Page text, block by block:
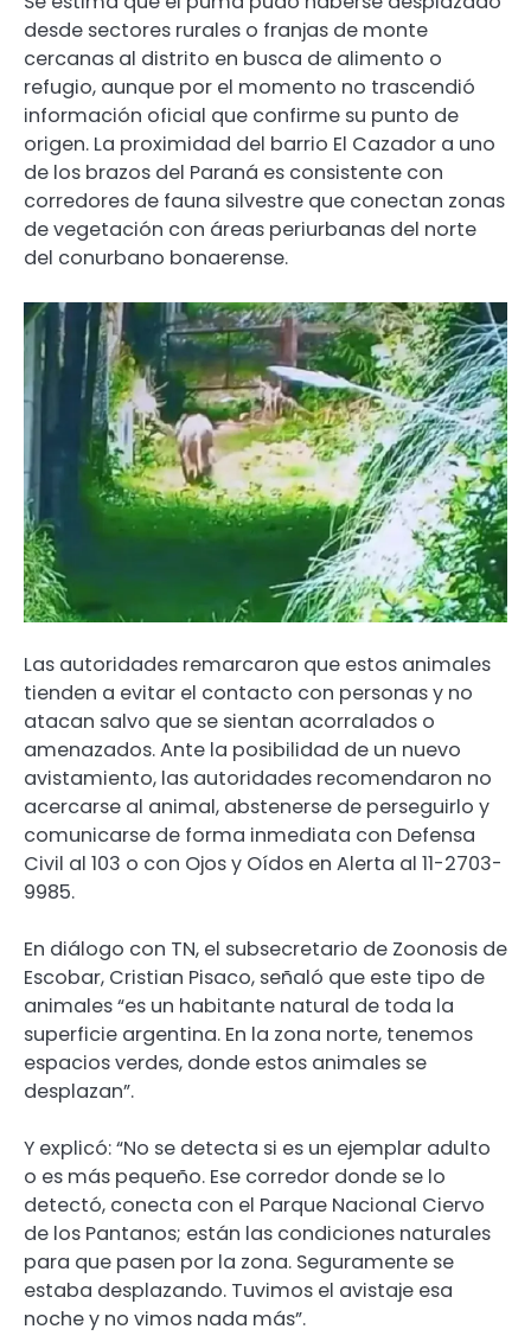
desde sectores rurales o franjas de monte
cercanas al distrito en busca de alimento o
refugio, aunque por el momento no trascendió
información oficial que confirme su punto de
origen. La proximidad del barrio El Cazador a uno
de los brazos del Paraná es consistente con
corredores de fauna silvestre que conectan zonas
de vegetación con áreas periurbanas del norte
del conurbano bonaerense.
Las autoridades remarcaron que estos animales
tienden a evitar el contacto con personas y no
atacan salvo que se sientan acorralados o
amenazados. Ante la posibilidad de un nuevo
avistamiento, las autoridades recomendaron no
acercarse al animal, abstenerse de perseguirlo y
comunicarse de forma inmediata con Defensa
Civil al 103 o con Ojos y Oídos en Alerta al 11-2703-
9985.
En diálogo con TN, el subsecretario de Zoonosis de
Escobar, Cristian Pisaco, señaló que este tipo de
animales “es un habitante natural de toda la
superficie argentina. En la zona norte, tenemos
espacios verdes, donde estos animales se
desplazan”.
Y explicó: “No se detecta si es un ejemplar adulto
o es más pequeño. Ese corredor donde se lo
detectó, conecta con el Parque Nacional Ciervo
de los Pantanos; están las condiciones naturales
para que pasen por la zona. Seguramente se
estaba desplazando. Tuvimos el avistaje esa
noche y no vimos nada más”.